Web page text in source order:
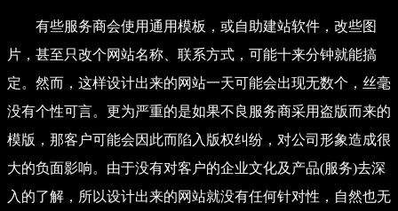
有些服务商会使用通用模板，或自助建站软件，改些图
片，甚至只改个网站名称、联系方式，可能十来分钟就能搞
定。然而，这样设计出来的网站一天可能会出现无数个，丝毫
没有个性可言。更为严重的是如果不良服务商采用盗版而来的
模版，那客户可能会因此而陷入版权纠纷，对公司形象造成很
大的负面影响。由于没有对客户的企业文化及产品(服务)去深
入的了解，所以设计出来的网站就没有任何针对性，自然也无